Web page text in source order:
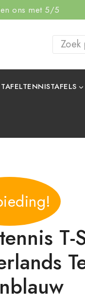
ons met 5/5
TAFELTENNISTAFELS
T-